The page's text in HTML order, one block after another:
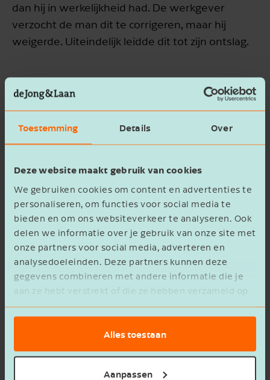
Toestemming Details Over
Deze website maakt gebruik van cookies
We gebruiken cookies om content en advertenties te
personaliseren, om functies voor social media te
bieden en om ons websiteverkeer te analyseren. Ook
delen we informatie over je gebruik van onze site met
onze partners voor social media, adverteren en
analysedoeleinden. Deze partners kunnen deze
gegevens combineren met andere informatie die je
aan ze hebt verstrekt of die ze hebben verzameld op
basis van het gebruik van hun services.
Alles toestaan
Aanpassen
dan hij in werkelijkheid had. De werkgever
verzocht de man dit te corrigeren, maar hij
weigerde. Uiteindelijk leidde dit tot zijn ontslag.
Marketing en PR
In genoemde zaak gaf de werknemer aan
verantwoordelijk te zijn voor de marketing en PR
van het bedrijf waarvoor hij werkte. Dit was
onjuist, want hij was accountmanager.
Reden voor de foute informatie was de baan die
de man ambieerde. Deze lag bij voorkeur op het
terrein van marketing en PR.
Transitievergoeding
terecht. Omdat er echter geen sprake was van
ernstig verwijtbaar handelen of nalatigheid, had
de ontslagen werknemer wel recht op een